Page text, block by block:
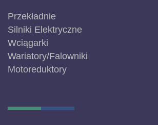
Przekładnie
Silniki Elektryczne
Wciągarki
Wariatory/Falowniki
Motoreduktory